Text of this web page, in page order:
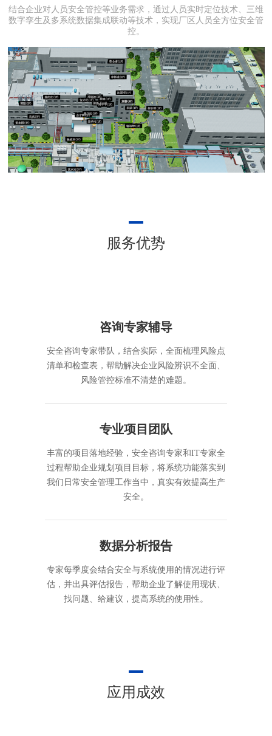
结合企业对人员安全管控等业务需求，通过人员实时定位技术、三维
数字孪生及多系统数据集成联动等技术，实现厂区人员全方位安全管
控。
服务优势
咨询专家辅导
安全咨询专家带队，结合实际，全面梳理风险点
清单和检查表，帮助解决企业风险辨识不全面、
风险管控标准不清楚的难题。
专业项目团队
丰富的项目落地经验，安全咨询专家和IT专家全
过程帮助企业规划项目目标，将系统功能落实到
我们日常安全管理工作当中，真实有效提高生产
安全。
数据分析报告
专家每季度会结合安全与系统使用的情况进行评
估，并出具评估报告，帮助企业了解使用现状、
找问题、给建议，提高系统的使用性。
应用成效